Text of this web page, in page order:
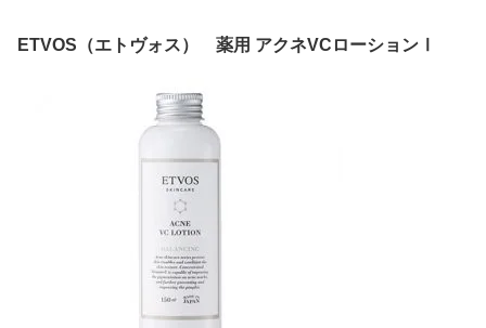
ETVOS（エトヴォス） 薬用 アクネVCローションⅠ